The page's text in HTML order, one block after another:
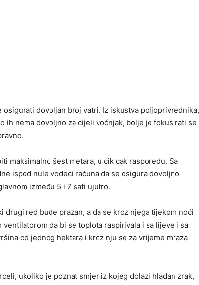
dovoljan broj vatri. Iz iskustva poljoprivrednika,
ih nema dovoljno za cijeli voćnjak, bolje je fokusirati se
maksimalno šest metara, u cik cak rasporedu. Sa
ispod nule vodeći računa da se osigura dovoljno
između 5 i 7 sati ujutro.
drugi red bude prazan, a da se kroz njega tijekom noći
da bi se toplota raspirivala i sa lijeve i sa
od jednog hektara i kroz nju se za vrijeme mraza
ukoliko je poznat smjer iz kojeg dolazi hladan zrak,